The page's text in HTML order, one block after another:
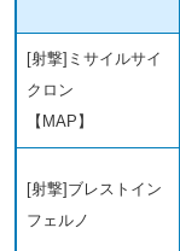
[射撃]ミサイルサイ
クロン
【MAP】
[射撃]ブレストイン
フェルノ